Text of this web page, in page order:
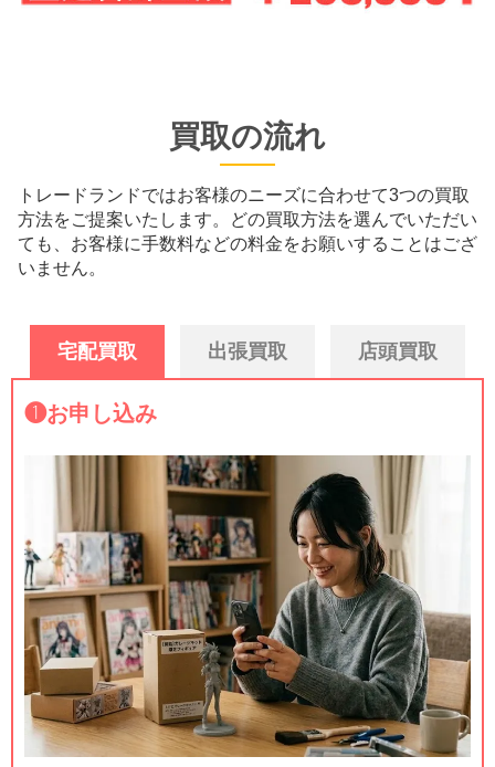
買取の流れ
トレードランドではお客様のニーズに合わせて3つの買取
方法をご提案いたします。
どの買取方法を選んでいただい
ても、お客様に手数料などの料金をお願いすることはござ
いません。
宅配買取 出張買取 店頭買取
❶お申し込み